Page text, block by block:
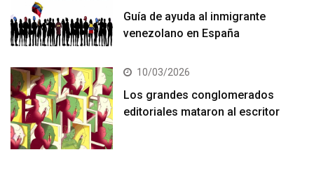
Guía de ayuda al inmigrante
venezolano en España
10/03/2026
Los grandes conglomerados
editoriales mataron al escritor